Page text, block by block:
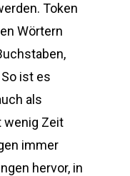
Token
Wörtern
ist es
als
wenig Zeit
immer
hervor, in